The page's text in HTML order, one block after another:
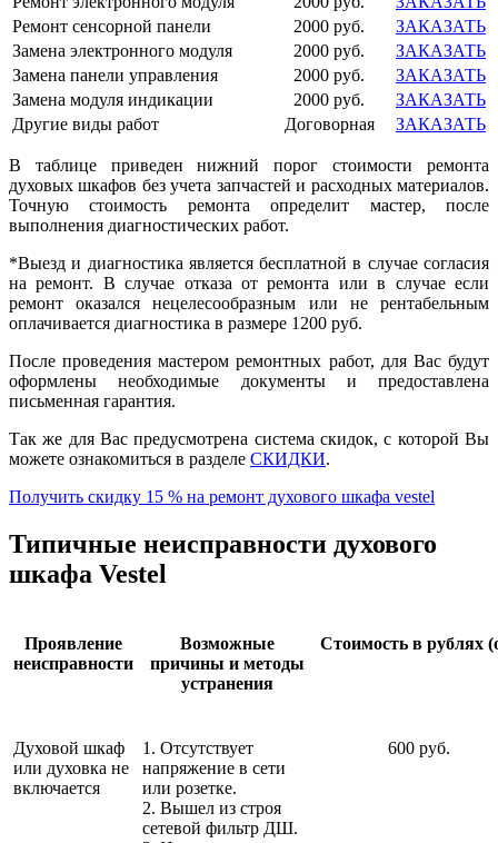
Ремонт сенсорной панели
2000 руб.
ЗАКАЗАТЬ
Замена электронного модуля
2000 руб.
ЗАКАЗАТЬ
Замена панели управления
2000 руб.
ЗАКАЗАТЬ
Замена модуля индикации
2000 руб.
ЗАКАЗАТЬ
Другие виды работ
Договорная ЗАКАЗАТЬ
В таблице приведен нижний порог стоимости ремонта
духовых шкафов без учета запчастей и расходных материалов.
Точную стоимость ремонта определит мастер, после
выполнения диагностических работ.
*Выезд и диагностика является бесплатной в случае согласия
на ремонт. В случае отказа от ремонта или в случае если
ремонт оказался нецелесообразным или не рентабельным
оплачивается диагностика в размере 1200 руб.
После проведения мастером ремонтных работ, для Вас будут
оформлены необходимые документы и предоставлена
письменная гарантия.
Так же для Вас предусмотрена система скидок, с которой Вы
можете ознакомиться в разделе СКИДКИ.
Получить скидку 15 % на ремонт духового шкафа vestel
Типичные неисправности духового
шкафа Vestel
Проявление
неисправности
Возможные
причины и методы
устранения
Стоимость в рублях
Духовой шкаф
или духовка не
включается
1. Отсутствует
напряжение в сети
или розетке.
2. Вышел из строя
сетевой фильтр ДШ.
600 руб.